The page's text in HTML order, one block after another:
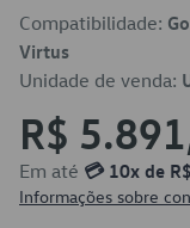
Compatibilidade:
Virtus
Unidade de venda:
R$
Em até 💳 10x de
Informações sobre